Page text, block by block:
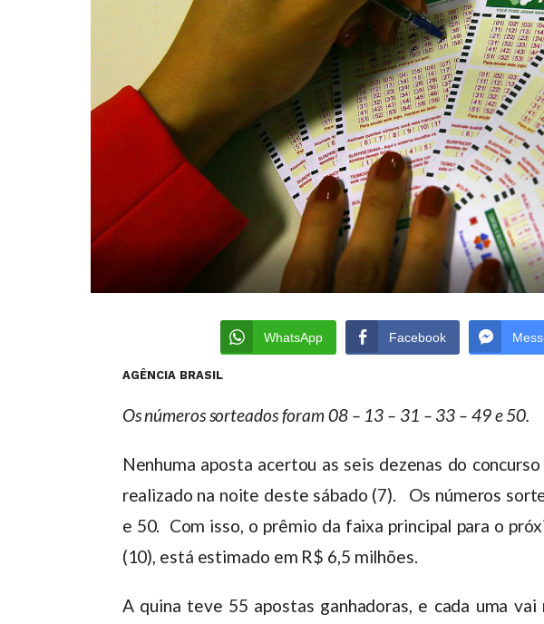
WhatsApp Facebook
AGÊNCIA BRASIL
Os números sorteados foram 08 – 13 – 31 – 33 – 49 e 50.
Nenhuma aposta acertou as seis dezenas do
realizado na noite deste sábado (7). Os números
e 50. Com isso, o prêmio da faixa principal para o
(10), está estimado em R$ 6,5 milhões.
A quina teve 55 apostas ganhadoras, e cada uma